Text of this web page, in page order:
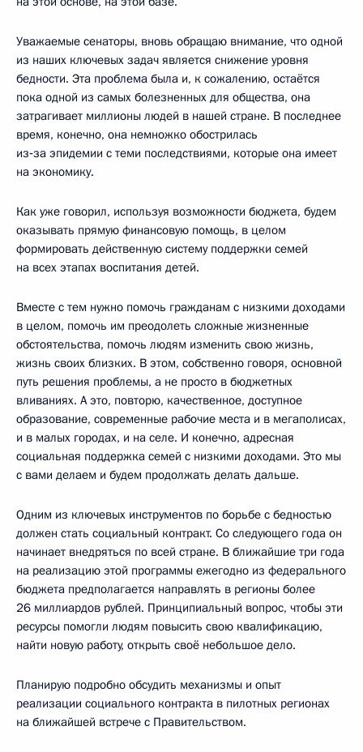
Уважаемые сенаторы, вновь обращаю внимание, что одной
из наших ключевых задач является снижение уровня
бедности. Эта проблема была и, к сожалению, остаётся
пока одной из самых болезненных для общества, она
затрагивает миллионы людей в нашей стране. В последнее
время, конечно, она немножко обострилась
из‑за эпидемии с теми последствиями, которые она имеет
на экономику.
Как уже говорил, используя возможности бюджета, будем
оказывать прямую финансовую помощь, в целом
формировать действенную систему поддержки семей
на всех этапах воспитания детей.
Вместе с тем нужно помочь гражданам с низкими доходами
в целом, помочь им преодолеть сложные жизненные
обстоятельства, помочь людям изменить свою жизнь,
жизнь своих близких. В этом, собственно говоря, основной
путь решения проблемы, а не просто в бюджетных
вливаниях. А это, повторю, качественное, доступное
образование, современные рабочие места и в мегаполисах,
и в малых городах, и на селе. И конечно, адресная
социальная поддержка семей с низкими доходами. Это мы
с вами делаем и будем продолжать делать дальше.
Одним из ключевых инструментов по борьбе с бедностью
должен стать социальный контракт. Со следующего года он
начинает внедряться по всей стране. В ближайшие три года
на реализацию этой программы ежегодно из федерального
бюджета предполагается направлять в регионы более
26 миллиардов рублей. Принципиальный вопрос, чтобы эти
ресурсы помогли людям повысить свою квалификацию,
найти новую работу, открыть своё небольшое дело.
Планирую подробно обсудить механизмы и опыт
реализации социального контракта в пилотных регионах
на ближайшей встрече с Правительством.